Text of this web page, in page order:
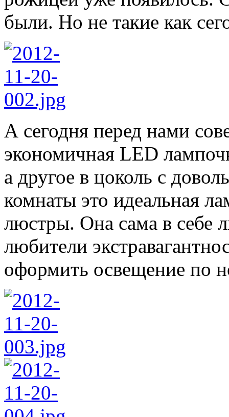
были. Но не такие как
А сегодня перед нами
экономичная LED
а другое в цоколь с
комнаты это идеальная
люстры. Она сама в себе
любители
оформить освещение по